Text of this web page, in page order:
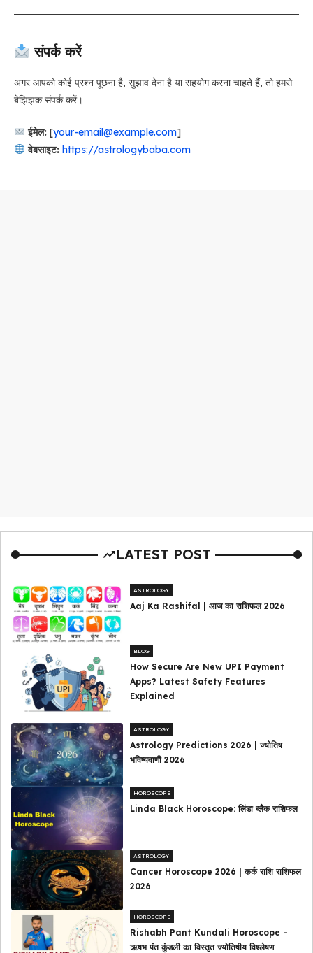
संपर्क करें
अगर आपको कोई प्रश्न पूछना है, सुझाव देना है या सहयोग करना चाहते हैं, तो हमसे
बेझिझक संपर्क करें।
ईमेल:[your-email@example.com]
वेबसाइट: https://astrologybaba.com
LATEST POST
ASTROLOGY
Aaj Ka Rashifal | आज का राशिफल 2026
BLOG
How Secure Are New UPI Payment
Apps? Latest Safety Features
Explained
ASTROLOGY
Astrology Predictions 2026 | ज्योतिष
भविष्यवाणी 2026
HOROSCOPE
Linda Black Horoscope: लिंडा ब्लैक राशिफल
ASTROLOGY
Cancer Horoscope 2026 | कर्क राशि राशिफल
2026
HOROSCOPE
Rishabh Pant Kundali Horoscope –
ऋषभ पंत कुंडली का विस्तृत ज्योतिषीय विश्लेषण